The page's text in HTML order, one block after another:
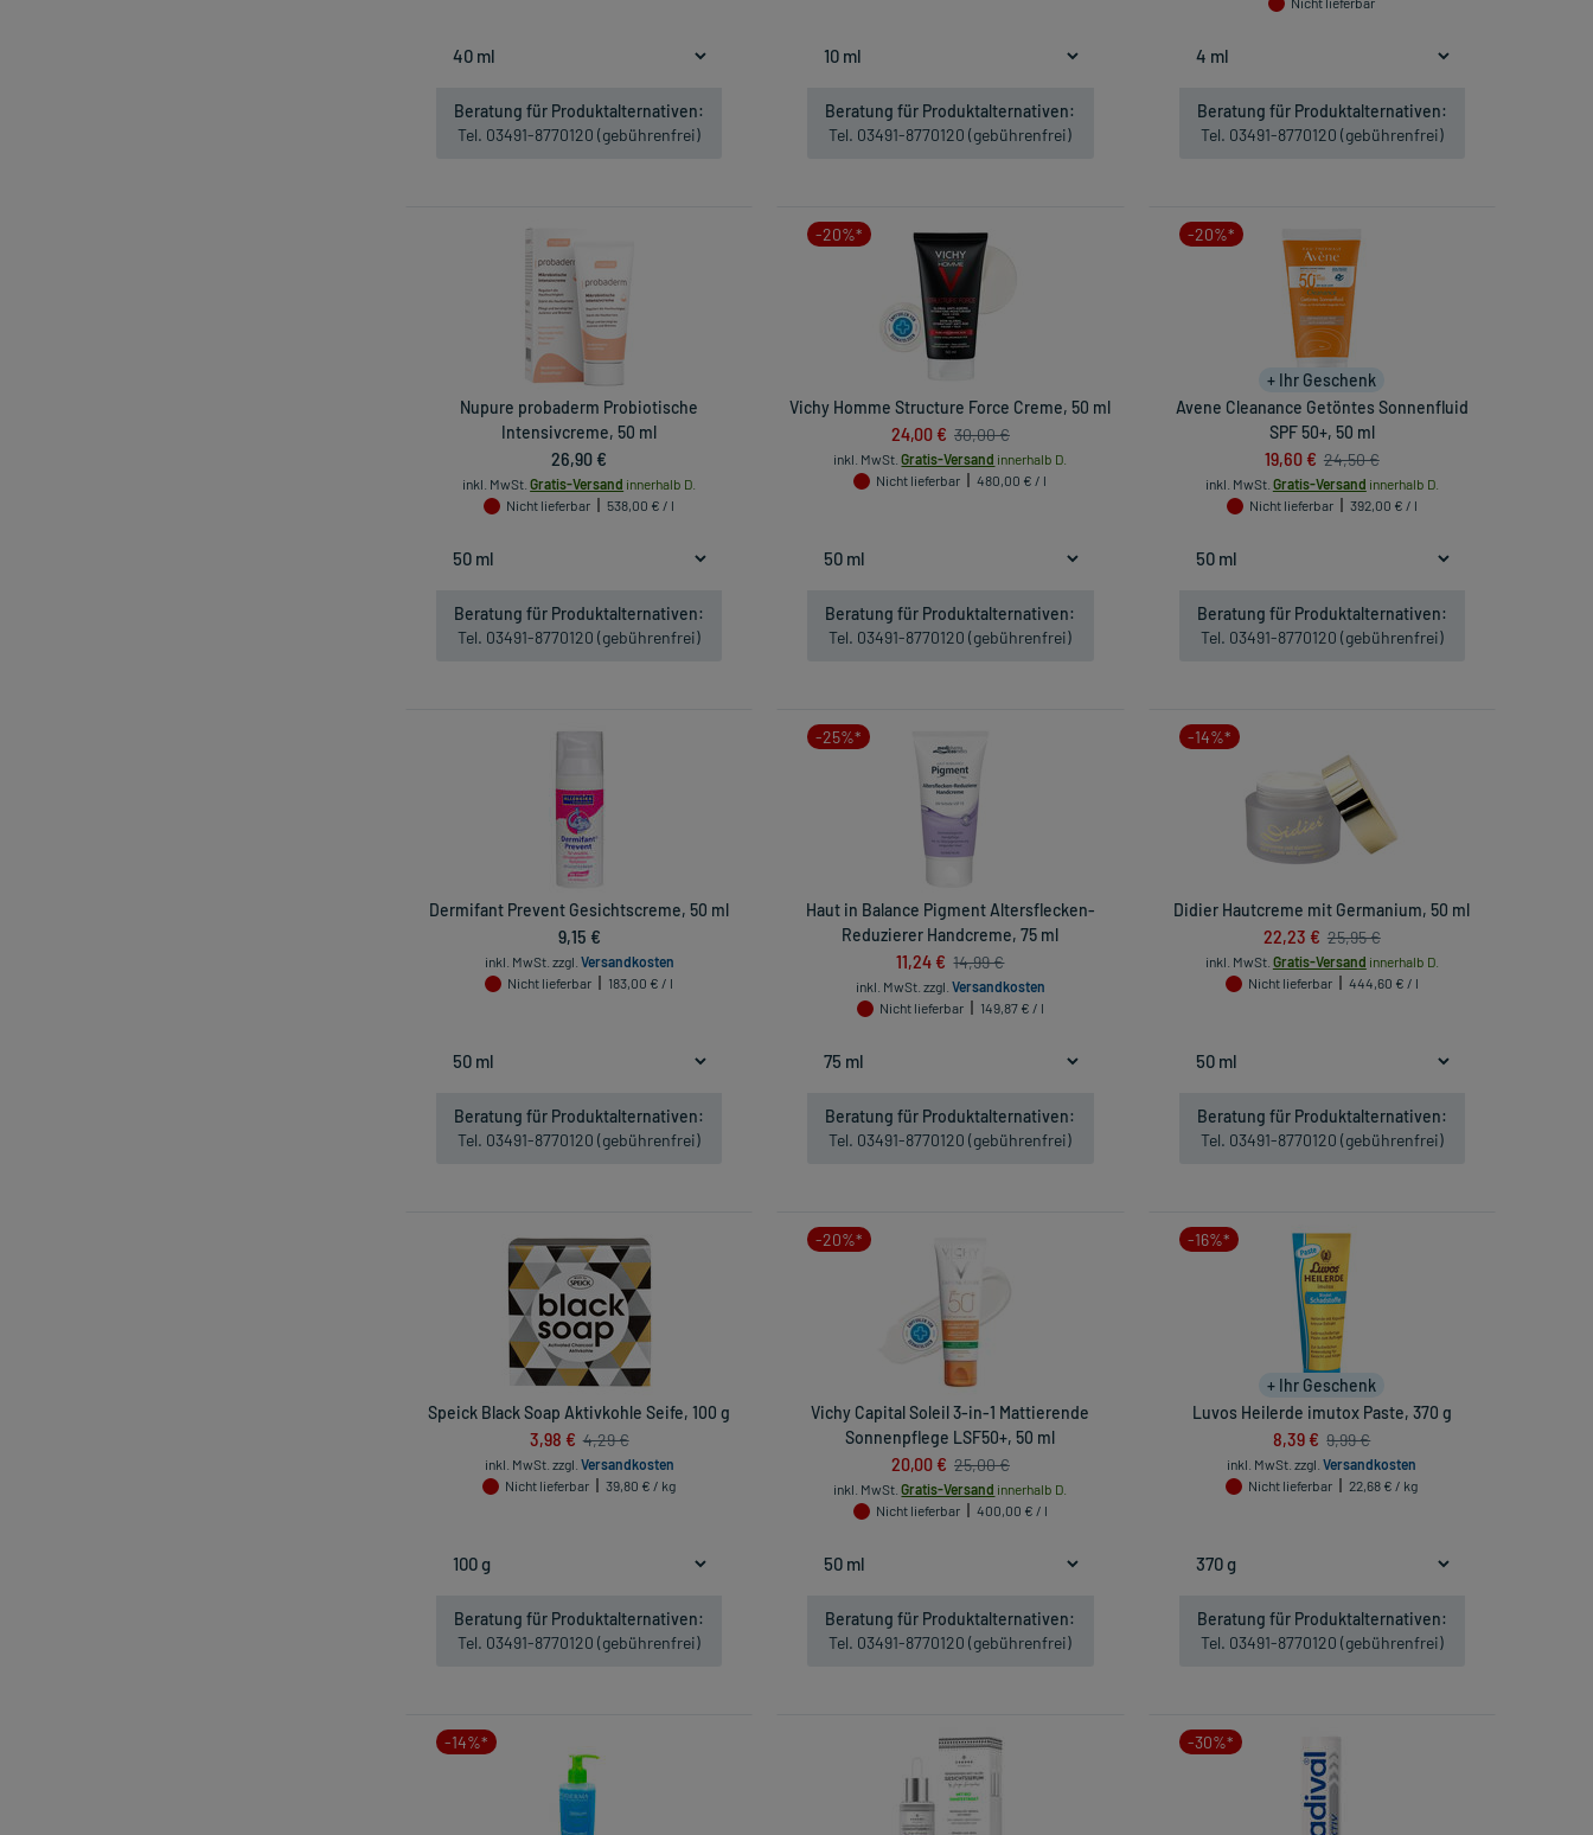
Beratung für Produktalternativen:
Tel. 03491-8770120 (gebührenfrei)
Beratung für Produktalternativen:
Tel. 03491-8770120 (gebührenfrei)
Beratung für Produktalternativen:
Tel. 03491-8770120 (gebührenfrei)
Nupure probaderm Probiotische
Intensivcreme, 50 ml
26,90 €
inkl. MwSt. Gratis-Versand innerhalb D.
Nicht lieferbar
538,00 € / l
Beratung für Produktalternativen:
Tel. 03491-8770120 (gebührenfrei)
-20%*
Vichy Homme Structure Force Creme, 50 ml
24,00 € 30,00 €
inkl. MwSt. Gratis-Versand innerhalb D.
Nicht lieferbar
480,00 € / l
Beratung für Produktalternativen:
Tel. 03491-8770120 (gebührenfrei)
-20%*
+ Ihr Geschenk
Avene Cleanance Getöntes Sonnenfluid
SPF 50+, 50 ml
19,60 € 24,50 €
inkl. MwSt. Gratis-Versand innerhalb D.
Nicht lieferbar
392,00 € / l
Beratung für Produktalternativen:
Tel. 03491-8770120 (gebührenfrei)
Dermifant Prevent Gesichtscreme, 50 ml
9,15 €
inkl. MwSt. zzgl. Versandkosten
Nicht lieferbar
183,00 € / l
Beratung für Produktalternativen:
Tel. 03491-8770120 (gebührenfrei)
-25%*
Haut in Balance Pigment Altersflecken-
Reduzierer Handcreme, 75 ml
11,24 € 14,99 €
inkl. MwSt. zzgl. Versandkosten
Nicht lieferbar
149,87 € / l
Beratung für Produktalternativen:
Tel. 03491-8770120 (gebührenfrei)
-14%*
Didier Hautcreme mit Germanium, 50 ml
22,23 € 25,95 €
inkl. MwSt. Gratis-Versand innerhalb D.
Nicht lieferbar
444,60 € / l
Beratung für Produktalternativen:
Tel. 03491-8770120 (gebührenfrei)
Speick Black Soap Aktivkohle Seife, 100 g
3,98 € 4,29 €
inkl. MwSt. zzgl. Versandkosten
Nicht lieferbar
39,80 € / kg
Beratung für Produktalternativen:
Tel. 03491-8770120 (gebührenfrei)
-20%*
Vichy Capital Soleil 3-in-1 Mattierende
Sonnenpflege LSF50+, 50 ml
20,00 € 25,00 €
inkl. MwSt. Gratis-Versand innerhalb D.
Nicht lieferbar
400,00 € / l
Beratung für Produktalternativen:
Tel. 03491-8770120 (gebührenfrei)
-16%*
+ Ihr Geschenk
Luvos Heilerde imutox Paste, 370 g
8,39 € 9,99 €
inkl. MwSt. zzgl.Versandkosten
Nicht lieferbar
22,68 € / kg
Beratung für Produktalternativen:
Tel. 03491-8770120 (gebührenfrei)
-14%* -30%*